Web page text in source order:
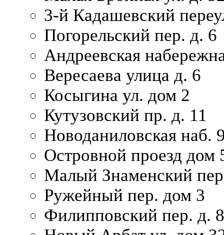
3-й Кадашевский
Погорельский пер. д. 6
Андреевская
Вересаева улица д. 6
Косыгина ул. дом 2
Кутузовский пр. д. 11
Новоданиловская наб.
Островной проезд дом
Малый Знаменский
Ружейный пер. дом 3
Филипповский пер. д. 8